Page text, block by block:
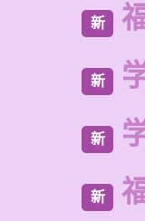
新
新
新
新